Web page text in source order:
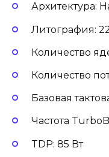
Архитектура:
Литография:
Количество
Количество
Базовая
Частота
TDP: 85 Вт